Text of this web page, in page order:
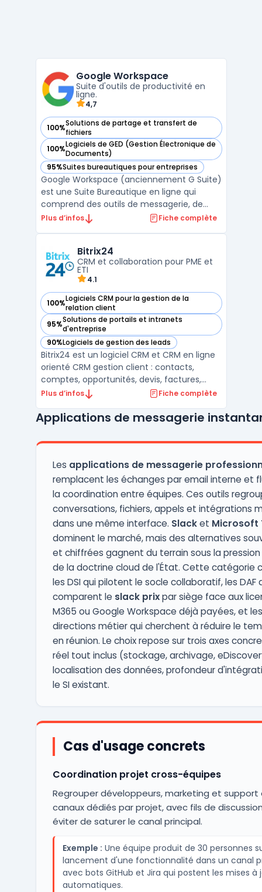
Google Workspace
Suite d'outils de productivité en
ligne.
4,7
100%Solutions de partage et transfert de
fichiers
— voir Google Workspace dans cette catégorie
100%Logiciels de GED (Gestion Électronique de
Documents)
— voir Google Workspace dans cette catégorie
95%Suites bureautiques pour entreprises
— voir Google Workspace dans cette catégorie
Google Workspace (anciennement G Suite)
est une Suite Bureautique en ligne qui
comprend des outils de messagerie, de
stockage, de partage et de collaboration.
documents, des feuilles de calcul et des
présentations. Les ou ...
Plus d’infos Fiche complète
Bitrix24
CRM et collaboration pour PME et
ETI
4.1
100%Logiciels CRM pour la gestion de la
relation client
— voir Bitrix24 dans cette catégorie
95%Solutions de portails et intranets
d'entreprise
— voir Bitrix24 dans cette catégorie
90%Logiciels de gestion des leads
— voir Bitrix24 dans cette catégorie
Bitrix24 est un logiciel CRM et CRM en ligne
orienté CRM gestion client : contacts,
comptes, opportunités, devis, factures,
campagnes et tickets sont centralisés dans
commerciales exploitent pipelines, scoring
prospection (formulaires web, c ...
Plus d’infos Fiche complète
Applications de messagerie
Les applications de messagerie
remplacent les échanges par email interne et
la coordination entre équipes. Ces outils
conversations, fichiers, appels et intégrations
dans une même interface. Slacket Microsoft
dominent le marché, mais des alternatives
et chiffrées gagnent du terrain sous la pression
de la doctrine cloud de l'État. Cette catégorie
les DSI qui pilotent le socle collaboratif, les DAF
comparent le slack prixpar siège face aux
M365 ou Google Workspace déjà payées, et les
directions métier qui cherchent à réduire le
en réunion. Le choix repose sur trois axes
réel tout inclus (stockage, archivage,
localisation des données, profondeur
le SI existant.
Cas d'usage concrets
Coordination projet cross-équipes
Regrouper développeurs, marketing et support
canaux dédiés par projet, avec fils de
éviter de saturer le canal principal.
Exemple : Une équipe produit de 30 personnes
lancement d'une fonctionnalité dans un canal
avec bots GitHub et Jira qui postent les mises à
automatiques.